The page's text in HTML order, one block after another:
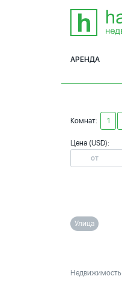
АРЕНДА
Комнат: 1
Цена (USD):
Улица
Недвижимость